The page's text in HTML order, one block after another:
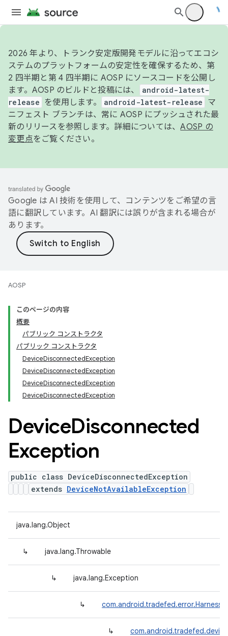
2026 年より、トランク安定版開発モデルに沿ってエコシ
ステムのプラットフォームの安定性を確保するため、第
2 四半期と第 4 四半期に AOSP にソースコードを公開し
ます。AOSP のビルドと投稿には、
android-latest-
release
を使用します。 android-latest-release
マ
ニフェスト ブランチは、常に AOSP にプッシュされた最
新のリリースを参照します。詳細については、AOSP の
変更点をご覧ください。
Google は AI 技術を使用して、コンテンツをご希望の言
語に翻訳しています。AI 翻訳には誤りが含まれる場合が
あります。
AOSP
このページの内容
概要
パブリック コンストラクタ
パブリック コンストラクタ
DeviceDisconnectedException
DeviceDisconnectedException
DeviceDisconnectedException
DeviceDisconnectedException
DeviceDisconnected
Exception
public class DeviceDisconnectedException
extends DeviceNotAvailableException
java.lang.Object
↳ java.lang.Throwable
↳ java.lang.Exception
↳
↳